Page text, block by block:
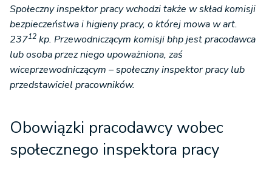
Społeczny inspektor pracy wchodzi także w skład komisji
bezpieczeństwa i higieny pracy, o której mowa w art.
23712 kp. Przewodniczącym komisji bhp jest pracodawca
lub osoba przez niego upoważniona, zaś
wiceprzewodniczącym – społeczny inspektor pracy lub
przedstawiciel pracowników.
Obowiązki pracodawcy wobec
społecznego inspektora pracy